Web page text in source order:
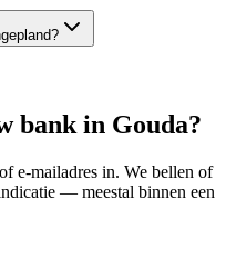
bank in Gouda?
e-mailadres in. We bellen of
— meestal binnen een